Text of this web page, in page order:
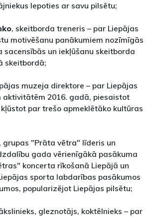
lepoties ar savu pilsētu;
, skeitborda treneris – par Liepājas
motivēšanu panākumiem nozīmīgās
sacensībās un iekļūšanu skeitborda
skeitbordā;
muzeja direktore – par Liepājas
aktivitātēm 2016. gadā, piesaistot
par trešo apmeklētāko kultūras
, grupas "Prāta vētra" līderis un
gada vērienīgākā pasākuma
koncerta rīkošanā Liepājā un
sporta labdarības pasākumos
popularizējot Liepājas pilsētu;
gleznotājs, koktēlnieks – par